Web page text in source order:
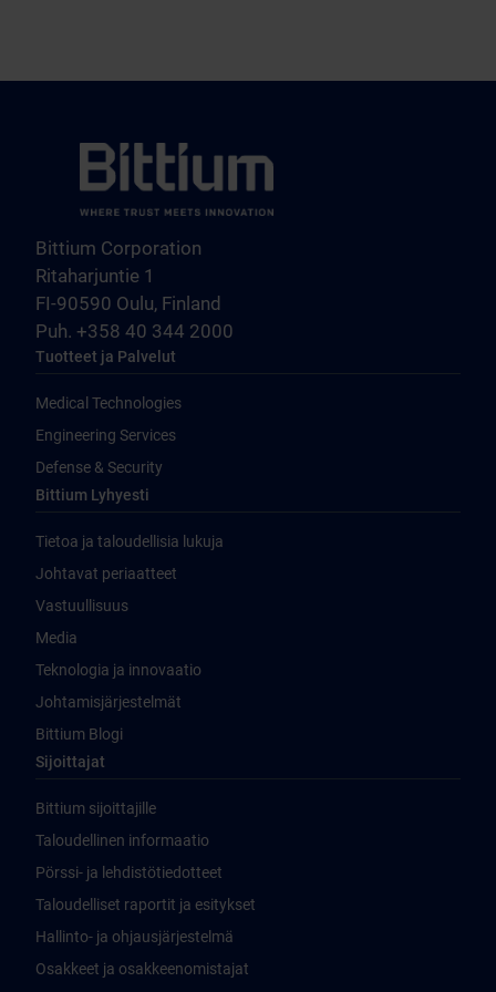
Bittium Corporation
Ritaharjuntie 1
FI-90590 Oulu, Finland
Puh. +358 40 344 2000
Tuotteet ja Palvelut
Medical Technologies
Engineering Services
Defense & Security
Bittium Lyhyesti
Tietoa ja taloudellisia lukuja
Johtavat periaatteet
Vastuullisuus
Media
Teknologia ja innovaatio
Johtamisjärjestelmät
Bittium Blogi
Sijoittajat
Bittium sijoittajille
Taloudellinen informaatio
Pörssi- ja lehdistötiedotteet
Taloudelliset raportit ja esitykset
Hallinto- ja ohjausjärjestelmä
Osakkeet ja osakkeenomistajat